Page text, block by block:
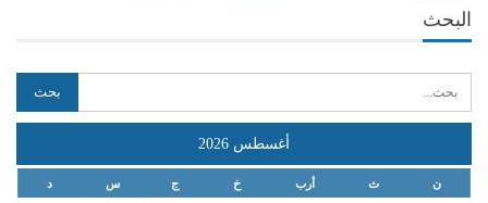
البحث
أغسطس 2026
ن ث أرب خ ج س د